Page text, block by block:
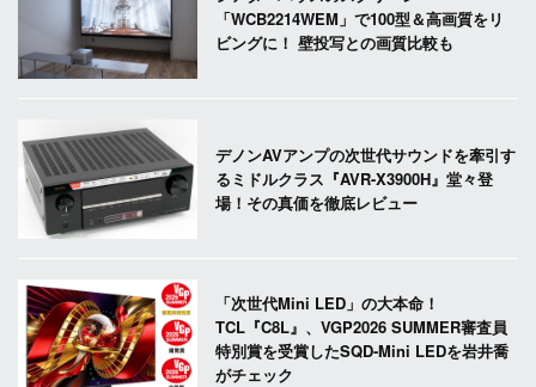
「WCB2214WEM」で100型＆高画質をリ
ビングに！ 壁投写との画質比較も
デノンAVアンプの次世代サウンドを牽引す
るミドルクラス『AVR-X3900H』堂々登
場！その真価を徹底レビュー
「次世代Mini LED」の大本命！
TCL『C8L』、VGP2026 SUMMER審査員
特別賞を受賞したSQD-Mini LEDを岩井喬
がチェック